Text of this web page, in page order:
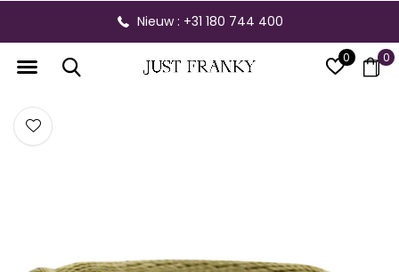
0 0
Nieuw : +31 180 744 400